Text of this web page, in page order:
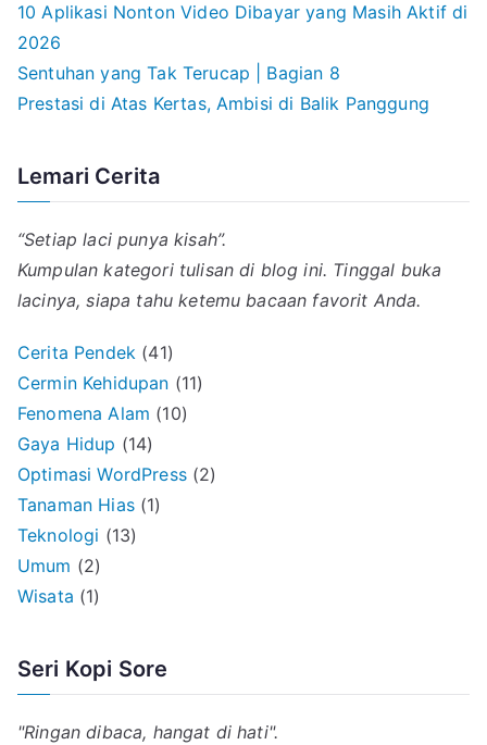
10 Aplikasi Nonton Video Dibayar yang Masih Aktif di
2026
Sentuhan yang Tak Terucap | Bagian 8
Prestasi di Atas Kertas, Ambisi di Balik Panggung
Lemari Cerita
“Setiap laci punya kisah”.
Kumpulan kategori tulisan di blog ini. Tinggal buka
lacinya, siapa tahu ketemu bacaan favorit Anda.
Cerita Pendek (41)
Cermin Kehidupan (11)
Fenomena Alam (10)
Gaya Hidup (14)
Optimasi WordPress(2)
Tanaman Hias(1)
Teknologi (13)
Umum (2)
Wisata (1)
Seri Kopi Sore
"Ringan dibaca, hangat di hati".